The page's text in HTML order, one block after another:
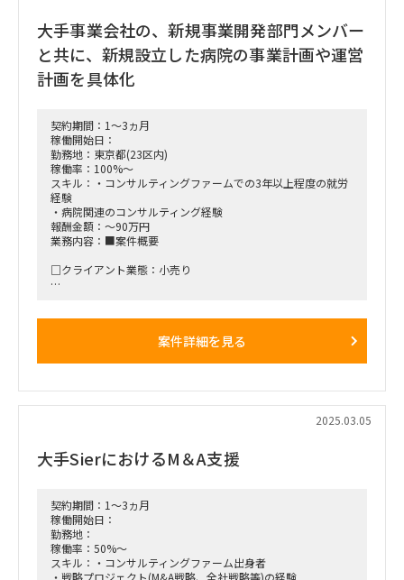
大手事業会社の、新規事業開発部門メンバー
と共に、新規設立した病院の事業計画や運営
計画を具体化
契約期間：1～3ヵ月
稼働開始日：
勤務地：東京都(23区内)
稼働率：100%～
スキル：・コンサルティングファームでの3年以上程度の就労
経験
・病院関連のコンサルティング経験
報酬金額：～90万円
業務内容：■案件概要
□クライアント業態：小売り
案件詳細を見る
2025.03.05
大手SierにおけるM＆A支援
契約期間：1～3ヵ月
稼働開始日：
勤務地：
稼働率：50%～
スキル：・コンサルティングファーム出身者
・戦略プロジェクト(M&A戦略、全社戦略等)の経験